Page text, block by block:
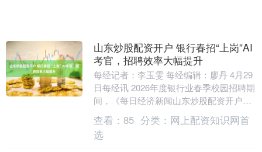
山东炒股配资开户 银行春招“上岗”AI
考官，招聘效率大幅提升
每经记者：李玉雯 每经编辑：廖丹 4月29
日每经讯 2026年度银行业春季校园招聘期
间，《每日经济新闻山东炒股配资开户》
记者注意到，多家银行将AI面试嵌入招聘
流....
查看： 85 分类： 网上配资知识网首
选